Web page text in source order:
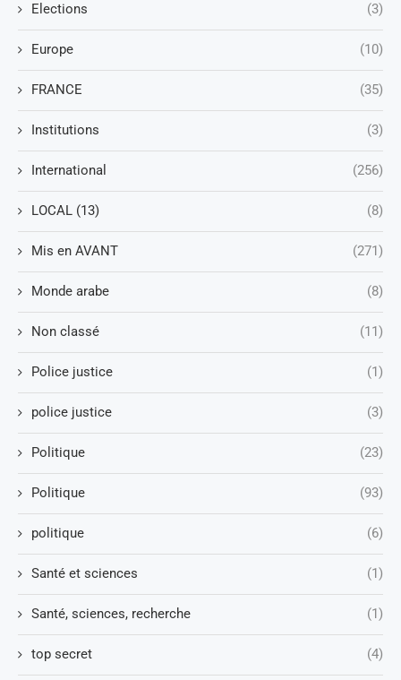
Elections (3)
Europe (10)
FRANCE (35)
Institutions (3)
International (256)
LOCAL (13) (8)
Mis en AVANT (271)
Monde arabe (8)
Non classé (11)
Police justice (1)
police justice (3)
Politique (23)
Politique (93)
politique (6)
Santé et sciences (1)
Santé, sciences, recherche (1)
top secret (4)